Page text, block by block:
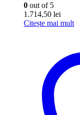
0 out of 5
1.714,50 lei
Citește mai mult